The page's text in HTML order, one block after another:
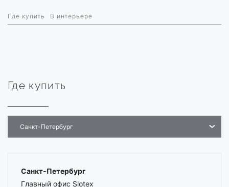
Где купить В интерьере
Где купить
Санкт-Петербург
Санкт-Петербург
Главный офис Slotex